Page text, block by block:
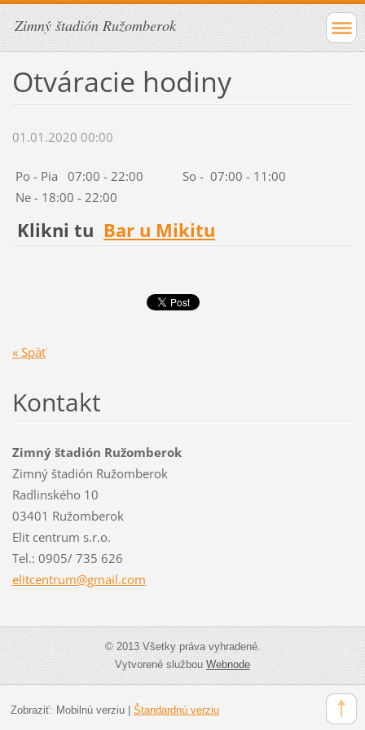
Zimný štadión Ružomberok
Otváracie hodiny
01.01.2020 00:00
Po - Pia 07:00 - 22:00 So - 07:00 - 11:00
Ne - 18:00 - 22:00
Klikni tu Bar u Mikitu
« Späť
Kontakt
Zimný štadión Ružomberok
Zimný štadión Ružomberok
Radlinského 10
03401 Ružomberok
Elit centrum s.r.o.
Tel.: 0905/ 735 626
elitcentrum@gmail.com
© 2013 Všetky práva vyhradené.
Vytvorené službouWebnode
Zobraziť: Mobilnú verziu| Štandardnú verziu